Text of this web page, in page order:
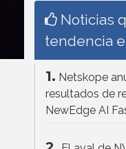
Noticias
tendencia
1. Netskope
resultados de
NewEdge AI